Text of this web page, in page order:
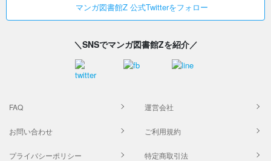
マンガ図書館Z 公式Twitterをフォロー
＼SNSでマンガ図書館Zを紹介／
FAQ 運営会社
お問い合わせ ご利用規約
プライバシーポリシー 特定商取引法